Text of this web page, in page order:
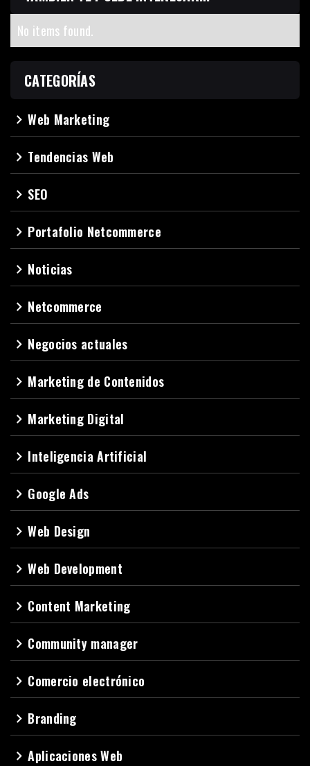
No items found.
CATEGORÍAS
navigate_nextWeb Marketing
navigate_next Tendencias Web
navigate_next SEO
navigate_next Portafolio Netcommerce
navigate_next Noticias
navigate_next Netcommerce
navigate_next Negocios actuales
navigate_next Marketing de Contenidos
navigate_next Marketing Digital
navigate_next Inteligencia Artificial
navigate_next Google Ads
navigate_nextWeb Design
navigate_nextWeb Development
navigate_next Content Marketing
navigate_next Community manager
navigate_next Comercio electrónico
navigate_next Branding
navigate_nextAplicaciones Web